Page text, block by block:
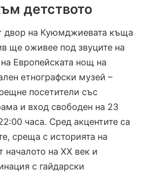
детството
двор на Куюмджиевата къща
ще оживее под звуците на
Европейската нощ на
етнографски музей –
посетители със
и вход свободен на 23
часа. Сред акцентите са
среща с историята на
началото на XX век и
с гайдарски